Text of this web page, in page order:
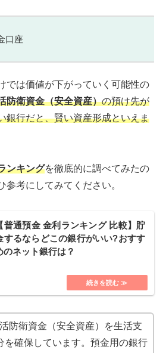
口座
では価値が下がっていく可能性の
防衛資金（安全資産）の預け先が
銀行だと、賢い資産形成といえま
ンキングを徹底的に調べてみたの
参考にしてみてください。
【普通預金 金利ランキング 比較】貯
するならどこの銀行がいい?おすす
のネット銀行は？
防衛資金（安全資産）を生活支
を確保しています。預金用の銀行